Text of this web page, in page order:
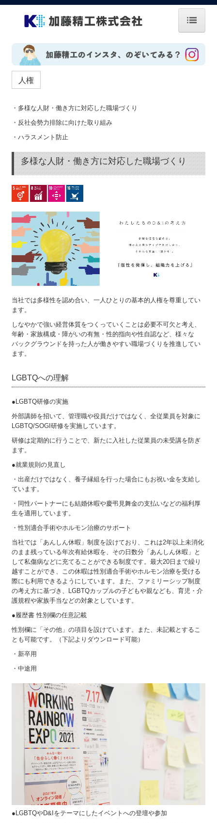
ホーム
お知らせ
会社案内
企業理念
拠点・グループ
お問い合せ
CSR・CSV
環境
公正な事業慣行
コミュニティ
組織統治
人権
労働慣行
消費者課題
人権
・ 多様な人財・働き方に対応した職場づくり
・ 反社会勢力排除に向けた取り組み
・ハラスメント防止
多様な人財・働き方に対応した職場づくり
当社では多様性を認め合い、一人ひとりの基本的人権を尊重してい
ます。
しなやかで強い経営体質をつくっていくことは必要不可欠と考え、
年齢・家族構成・障がいの有無・性的指向や性自認など、様々な
バックグラウンドを持った人が働きやすい職場づくりを推進してい
ます。
LGBTQへの理解
●LGBTQ研修の実施
外部講師を招いて、管理職や役員だけではなく、全従業員を対象に
LGBTQ/SOGI研修を実施しています。
研修は定期的に行うことで、新たに入社した従業員の未受講を防ぎ
ます。
●就業規則の見直し
・出産だけではなく、養子縁組を行った場合にもお祝い金を支給し
ています。
・同性パートナーにも結婚休暇や慶弔見舞金の支払いなどの福利厚
生を適用しています。
・性別適合手術やホルモン治療のサポート
当社では「あんしん休暇」制度を設けており、これは2年以上未消化
のまま残っている年次有給休暇を、その日数分「あんしん休暇」と
して私傷病などに充てることができる制度です。最大20日まで繰り
越すことができ、この休暇は性別適合手術やホルモン治療を受ける
際にも利用できるようにしています。また、ファミリーシップ制度
の考え方に基づき、LGBTQカップルの子どもや親なども、育児・介
護規程や家族手当などの対象としています。
●履歴書 性別欄の任意記載
性別欄に「その他」の項目を設けています。また、未記載とするこ
とも可能です。（下記よりダウンロード可能）
・新卒用
・中途用
●LGBTQやD&Iをテーマにしたイベントへの登壇や参加